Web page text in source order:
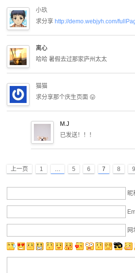
小玖
求分享 http://demo.webjyh.com/
离心
哈哈 暑假去过那家庐州太太
猫猫
求分享那个庆生页面 😛
M.J
已发送！！！
上一页 1 … 5 6 7 8 9
昵
网